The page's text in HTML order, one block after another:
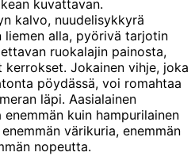
kuvattavan.
kalvo, nuudelisykkyrä
liemen alla, pyörivä tarjotin
ruokalajin painosta,
kerrokset. Jokainen vihje, joka
pöydässä, voi romahtaa
läpi. Aasialainen
kuin hampurilainen
värikuria, enemmän
nopeutta.